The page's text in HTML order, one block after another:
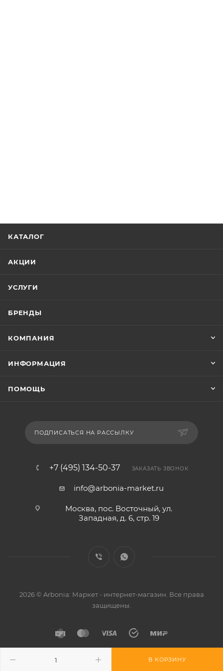
В КОРЗИНУ
КАТАЛОГ
АКЦИИ
УСЛУГИ
БРЕНДЫ
КОМПАНИЯ
ИНФОРМАЦИЯ
ПОМОЩЬ
ПОДПИСАТЬСЯ НА РАССЫЛКУ
+7 (495) 134-50-37 ЗАКАЗАТЬ ЗВОНОК
info@arbonia-market.ru
Москва, пос. Восточный, ул.
Западная, д. 6, стр. 19
2026 © Arbonia: Маркет - интернет-магазин. Все права
защищены.